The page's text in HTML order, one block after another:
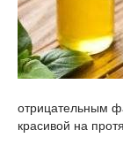
отрицательным
красивой на